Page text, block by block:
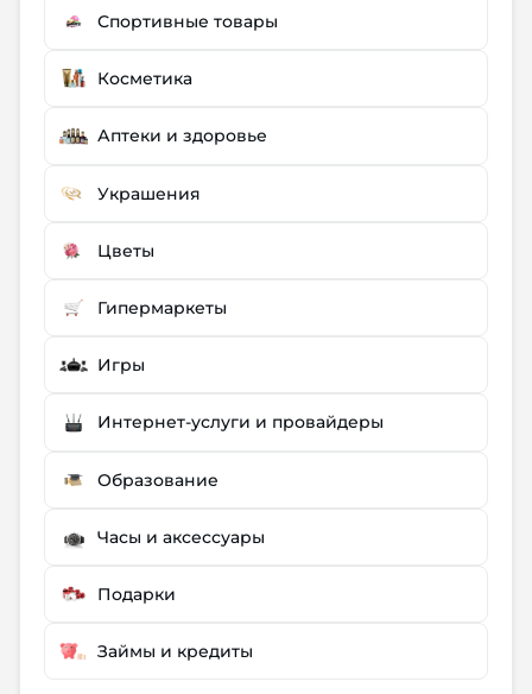
Спортивные товары
Косметика
Аптеки и здоровье
Украшения
Цветы
Гипермаркеты
Игры
Интернет-услуги и провайдеры
Образование
Часы и аксессуары
Подарки
Займы и кредиты